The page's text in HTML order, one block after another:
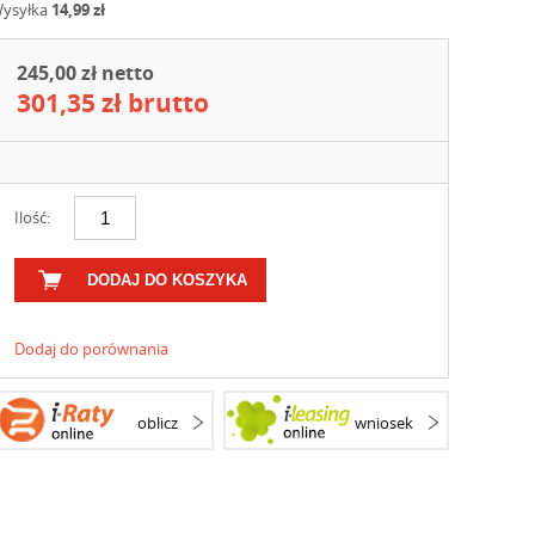
14,99 zł
245,00 zł netto
301,35 zł brutto
Ilość:
DODAJ DO KOSZYKA
Dodaj do porównania
oblicz wniosek